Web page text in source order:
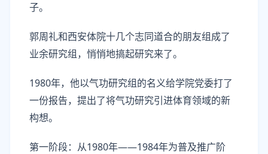
子。
郭周礼和西安体院十几个志同道合的朋友组成了
业余研究组，悄悄地搞起研究来了。
1980年，他以气功研究组的名义给学院党委打了
一份报告，提出了将气功研究引进体育领域的新
构想。
第一阶段：从1980年——1984年为普及推广阶